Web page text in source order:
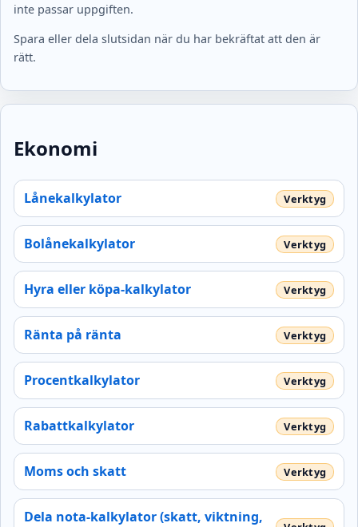
inte passar uppgiften.
Spara eller dela slutsidan när du har bekräftat att den är
rätt.
Ekonomi
Lånekalkylator
Bolånekalkylator
Hyra eller köpa-kalkylator
Ränta på ränta
Procentkalkylator
Rabattkalkylator
Moms och skatt
Dela nota-kalkylator (skatt, viktning,